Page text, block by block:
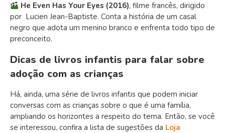
He Even Has Your Eyes (2016), filme francês, dirigido
por Lucien Jean-Baptiste. Conta a história de um casal
negro que adota um menino branco e enfrenta todo tipo de
preconceito.
Dicas de livros infantis para falar sobre
adoção com as crianças
Há, ainda, uma série de livros infantis que podem iniciar
conversas com as crianças sobre o que é uma família,
ampliando os horizontes a respeito do tema. Então, se você
se interessou, confira a lista de sugestões da Loja